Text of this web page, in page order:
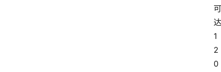
可
达
1
2
0